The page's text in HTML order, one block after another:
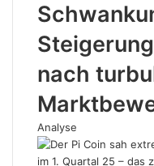
nach
Analyse